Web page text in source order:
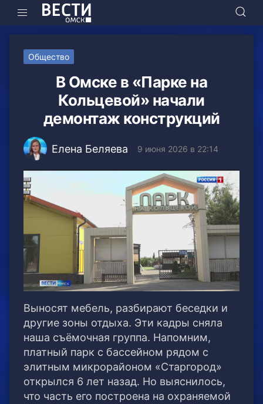
Общество
В Омске в «Парке на
Кольцевой» начали
демонтаж конструкций
Елена Беляева 9 июня 2026 в 22:14
Выносят мебель, разбирают беседки и
другие зоны отдыха. Эти кадры сняла
наша съёмочная группа. Напомним,
платный парк с бассейном рядом с
элитным микрорайоном «Старгород»
открылся 6 лет назад. Но выяснилось,
что часть его построена на охраняемой